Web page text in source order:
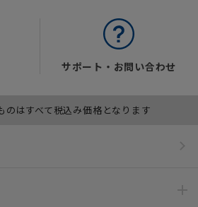
サポート・お問い合わせ
はすべて税込み価格となります